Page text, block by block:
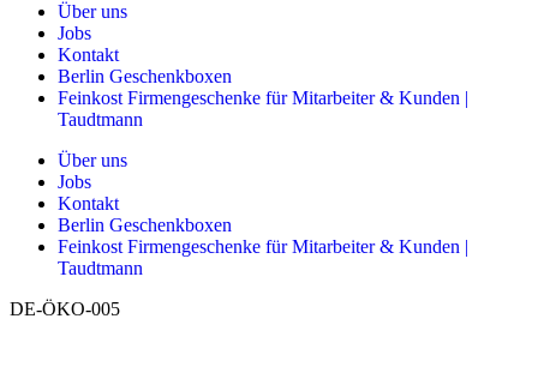
Über uns
Jobs
Kontakt
Berlin Geschenkboxen
Feinkost Firmengeschenke für Mitarbeiter & Kunden |
Taudtmann
Über uns
Jobs
Kontakt
Berlin Geschenkboxen
Feinkost Firmengeschenke für Mitarbeiter & Kunden |
Taudtmann
DE-ÖKO-005